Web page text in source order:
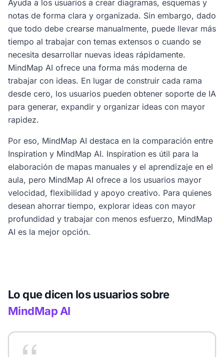
Ayuda a los usuarios a crear diagramas, esquemas y
notas de forma clara y organizada. Sin embargo, dado
que todo debe crearse manualmente, puede llevar más
tiempo al trabajar con temas extensos o cuando se
necesita desarrollar nuevas ideas rápidamente.
MindMap AI ofrece una forma más moderna de
trabajar con ideas. En lugar de construir cada rama
desde cero, los usuarios pueden obtener soporte de IA
para generar, expandir y organizar ideas con mayor
rapidez.
Por eso, MindMap AI destaca en la comparación entre
Inspiration y MindMap AI. Inspiration es útil para la
elaboración de mapas manuales y el aprendizaje en el
aula, pero MindMap AI ofrece a los usuarios mayor
velocidad, flexibilidad y apoyo creativo. Para quienes
desean ahorrar tiempo, explorar ideas con mayor
profundidad y trabajar con menos esfuerzo, MindMap
AI es la mejor opción.
Lo que dicen los usuarios sobre
MindMap AI